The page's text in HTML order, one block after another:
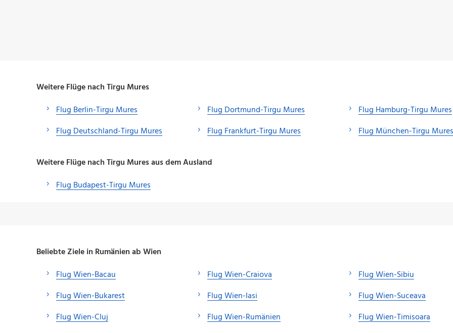
Weitere Flüge nach Tirgu Mures
Flug Berlin-Tirgu Mures
Flug Deutschland-Tirgu Mures
Flug Dortmund-Tirgu Mures
Flug Frankfurt-Tirgu Mures
Flug Hamburg-Tirgu Mures
Flug München-Tirgu Mures
Weitere Flüge nach Tirgu Mures aus dem Ausland
Flug Budapest-Tirgu Mures
Beliebte Ziele in Rumänien ab Wien
Flug Wien-Bacau
Flug Wien-Bukarest
Flug Wien-Cluj
Flug Wien-Craiova
Flug Wien-Iasi
Flug Wien-Rumänien
Flug Wien-Sibiu
Flug Wien-Suceava
Flug Wien-Timisoara